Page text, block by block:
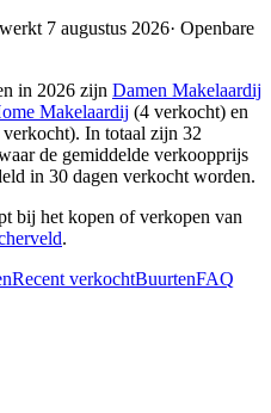
7 augustus 2026· Openbare
in 2026 zijn Damen Makelaardij
Makelaardij (4 verkocht) en
verkocht). In totaal zijn 32
de gemiddelde verkoopprijs
in 30 dagen verkocht worden.
bij het kopen of verkopen van
.
Recent verkochtBuurtenFAQ